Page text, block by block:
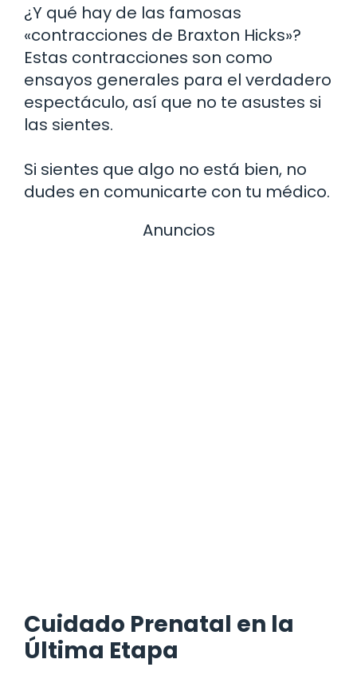
¿Y qué hay de las famosas
«contracciones de Braxton Hicks»?
Estas contracciones son como
ensayos generales para el verdadero
espectáculo, así que no te asustes si
las sientes.
Si sientes que algo no está bien, no
dudes en comunicarte con tu médico.
Anuncios
Cuidado Prenatal en la
Última Etapa